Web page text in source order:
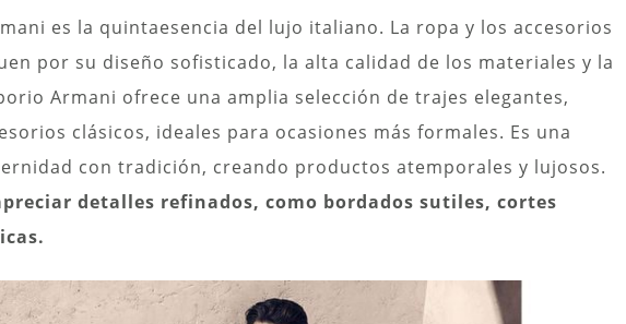
es la quintaesencia del lujo italiano. La ropa y los accesorios
por su diseño sofisticado, la alta calidad de los materiales y la
Armani ofrece una amplia selección de trajes elegantes,
clásicos, ideales para ocasiones más formales. Es una
con tradición, creando productos atemporales y lujosos.
detalles refinados, como bordados sutiles, cortes